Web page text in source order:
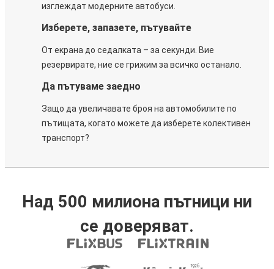
изглеждат модерните автобуси.
Изберете, запазете, пътувайте
От екрана до седалката – за секунди. Вие
резервирате, ние се грижим за всичко останало.
Да пътуваме заедно
Защо да увеличавате броя на автомобилите по
пътищата, когато можете да изберете колективен
транспорт?
Над 500 милиона пътници ни
се доверяват.